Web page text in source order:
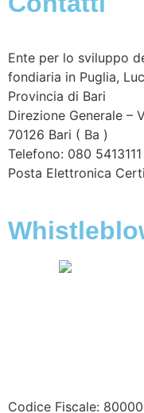
Ente per lo sviluppo
fondiaria in Puglia,
Provincia di Bari
Direzione Generale –
70126 Bari ( Ba )
Telefono: 080 5413111
Posta Elettronica
Codice Fiscale: